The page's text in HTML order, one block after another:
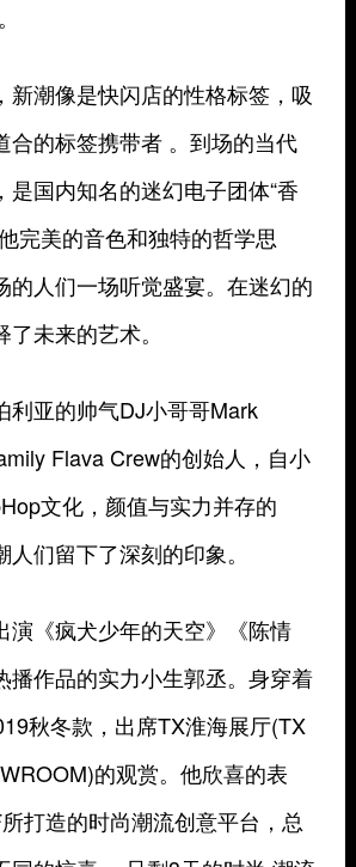
新潮像是快闪店的性格标签，吸
合的标签携带者 。到场的当代
是国内知名的迷幻电子团体“香
完美的音色和独特的哲学思
的人们一场听觉盛宴。在迷幻的
未来的艺术。
利亚的帅气DJ小哥哥Mark
Flava Crew的创始人，自小
文化，颜值与实力并存的
们留下了深刻的印象。
演《疯犬少年的天空》《陈情
播作品的实力小生郭丞。身穿着
秋冬款，出席TX淮海展厅(TX
的观赏。他欣喜的表
打造的时尚潮流创意平台，总